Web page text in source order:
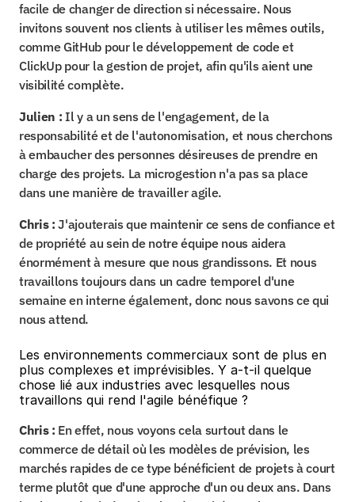
facile de changer de direction si nécessaire. Nous
invitons souvent nos clients à utiliser les mêmes outils,
comme GitHub pour le développement de code et
ClickUp pour la gestion de projet, afin qu'ils aient une
visibilité complète.
Julien : Il y a un sens de l'engagement, de la
responsabilité et de l'autonomisation, et nous cherchons
à embaucher des personnes désireuses de prendre en
charge des projets. La microgestion n'a pas sa place
dans une manière de travailler agile.
Chris : J'ajouterais que maintenir ce sens de confiance et
de propriété au sein de notre équipe nous aidera
énormément à mesure que nous grandissons. Et nous
travaillons toujours dans un cadre temporel d'une
semaine en interne également, donc nous savons ce qui
nous attend.
Les environnements commerciaux sont de plus en
plus complexes et imprévisibles. Y a-t-il quelque
chose lié aux industries avec lesquelles nous
travaillons qui rend l'agile bénéfique ?
Chris : En effet, nous voyons cela surtout dans le
commerce de détail où les modèles de prévision, les
marchés rapides de ce type bénéficient de projets à court
terme plutôt que d'une approche d'un ou deux ans. Dans